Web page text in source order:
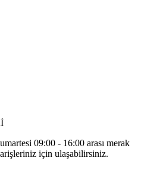
09:00 - 16:00 arası merak
için ulaşabilirsiniz.